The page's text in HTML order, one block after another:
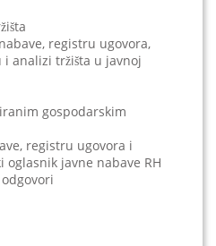
registru ugovora,
analizi tržišta u javnoj
gospodarskim
registru ugovora i
oglasnik javne nabave RH